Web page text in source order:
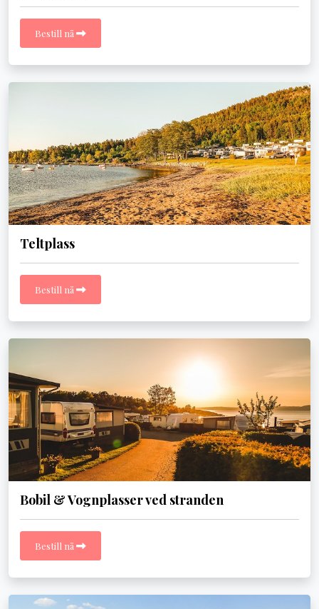
Bestill nå
Teltplass
Bestill nå
Bobil & Vognplasser ved stranden
Bestill nå